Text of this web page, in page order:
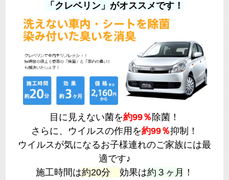
「クレベリン」がオススメです！
目に見えない菌を約99％除菌！
さらに、ウイルスの作用を約99％抑制！
ウイルスが気になるお子様連れのご家族には最
適です♪
施工時間は約20分 効果は約３ヶ月 ！